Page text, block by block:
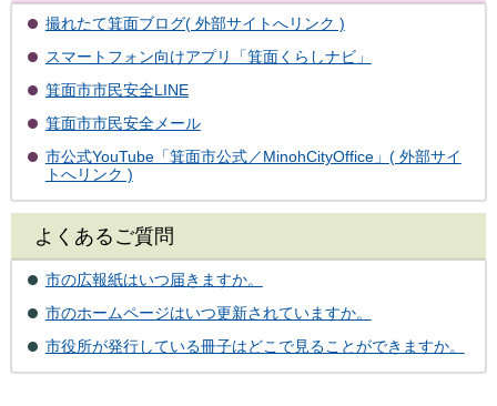
撮れたて箕面ブログ( 外部サイトへリンク )
スマートフォン向けアプリ「箕面くらしナビ」
箕面市市民安全LINE
箕面市市民安全メール
市公式YouTube「箕面市公式／MinohCityOffice」( 外部サイ
トへリンク )
よくあるご質問
市の広報紙はいつ届きますか。
市のホームページはいつ更新されていますか。
市役所が発行している冊子はどこで見ることができますか。